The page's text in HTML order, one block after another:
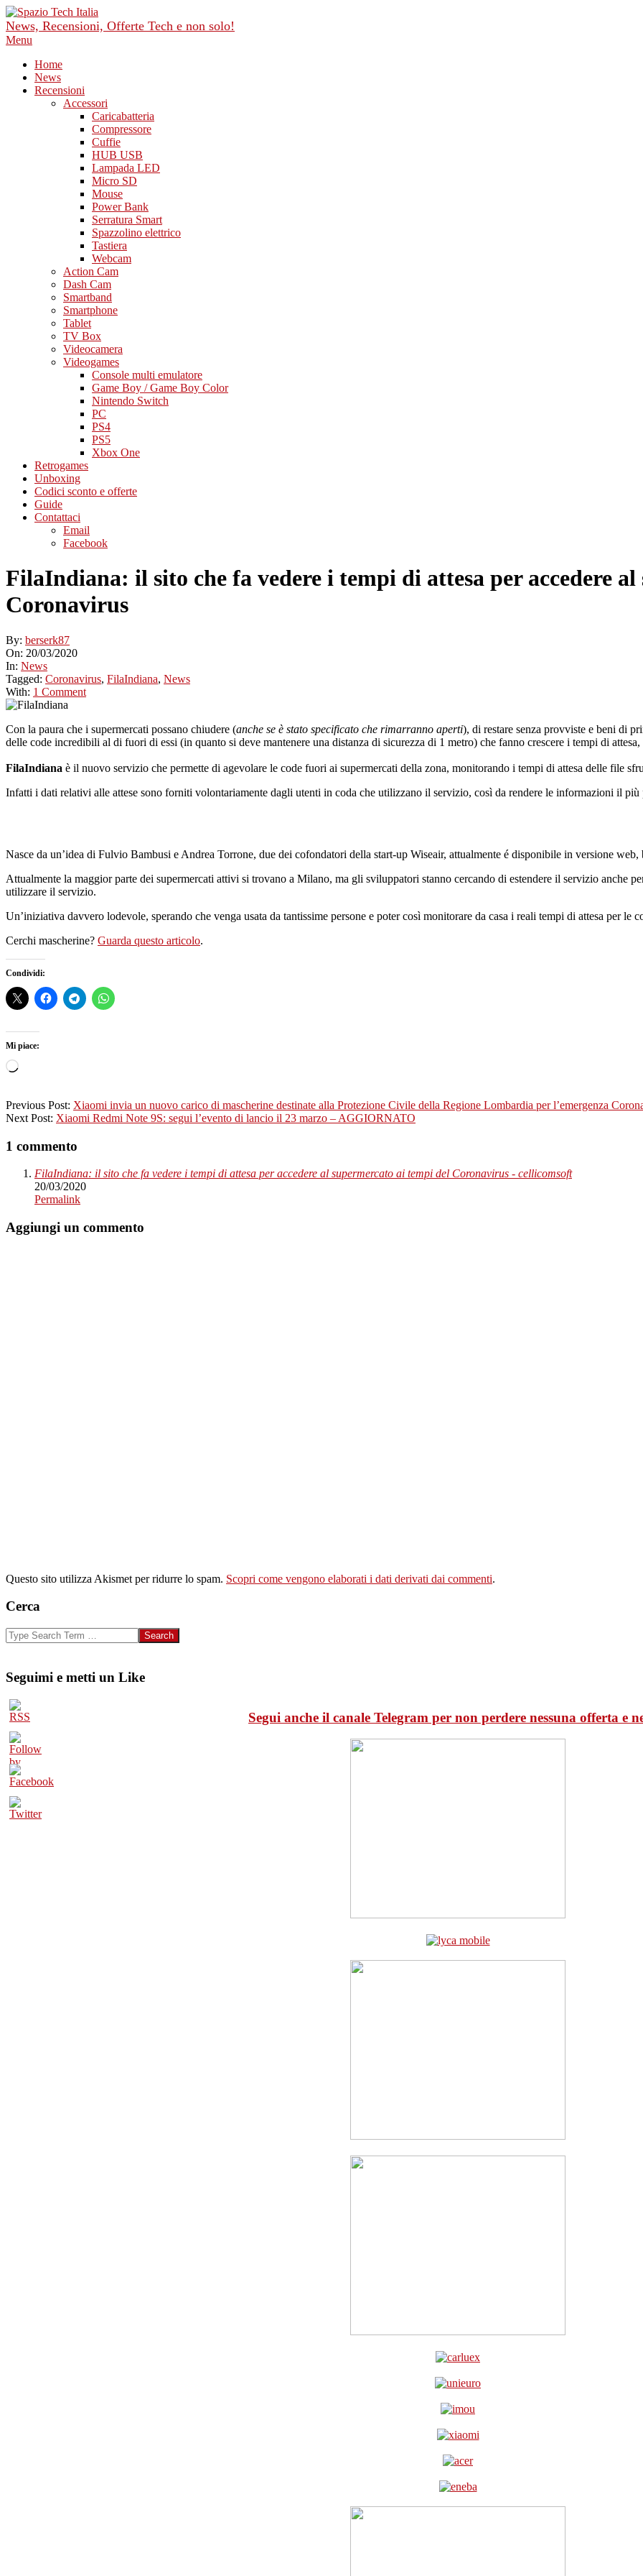
Skip
to
content
News, Recensioni, Offerte Tech e non solo!
Primary
Menu
Menu
Home
News
Recensioni
Accessori
Caricabatteria
Compressore
Cuffie
HUB USB
Lampada LED
Micro SD
Mouse
Power Bank
Serratura Smart
Spazzolino elettrico
Tastiera
Webcam
Action Cam
Dash Cam
Smartband
Smartphone
Tablet
TV Box
Videocamera
Videogames
Console multi emulatore
Game Boy / Game Boy Color
Nintendo Switch
PC
PS4
PS5
Xbox One
Retrogames
Unboxing
Codici sconto e offerte
Guide
Contattaci
Email
Facebook
FilaIndiana: il sito che fa vedere i tempi di attesa per accedere
Coronavirus
By: berserk87
On: 20/03/2020
In: News
Tagged: Coronavirus, FilaIndiana, News
With: 1 Comment
Con la paura che i supermercati possano chiudere (anche se è stato specificato che rimarranno aperti), di restare senza provviste e beni di
delle code incredibili al di fuori di essi (in quanto si deve mantenere una distanza di sicurezza di 1 metro) che fanno crescere i tempi di
FilaIndiana è il nuovo servizio che permette di agevolare le code fuori ai supermercati della zona, monitorando i tempi di attesa delle file
Infatti i dati relativi alle attese sono forniti volontariamente dagli utenti in coda che utilizzano il servizio, così da rendere le informazioni il più
Nasce da un’idea di Fulvio Bambusi e Andrea Torrone, due dei cofondatori della start-up Wiseair, attualmente é disponibile in versione web,
Attualmente la maggior parte dei supermercati attivi si trovano a Milano, ma gli sviluppatori stanno cercando di estendere il servizio anche
utilizzare il servizio.
Un’iniziativa davvero lodevole, sperando che venga usata da tantissime persone e poter così monitorare da casa i reali tempi di attesa per le
Cerchi mascherine? Guarda questo articolo.
Condividi:
Mi piace:
Caricamento
2020-
03-
Previous Post: Xiaomi invia un nuovo carico di mascherine destinate alla Protezione Civile della Regione Lombardia per l’emergenza
Next Post: Xiaomi Redmi Note 9S: segui l’evento di lancio il 23 marzo – AGGIORNATO
1 commento
FilaIndiana: il sito che fa vedere i tempi di attesa per accedere al supermercato ai tempi del Coronavirus - cellicomsoft
20/03/2020
Permalink
Aggiungi un commento
Questo sito utilizza Akismet per ridurre lo spam. Scopri come vengono elaborati i dati derivati dai commenti.
Cerca
Search
Seguimi e metti un Like
Segui anche il canale Telegram per non perdere nessuna offerta e